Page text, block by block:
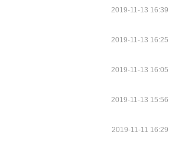
2019-11-13 16:39
2019-11-13 16:25
2019-11-13 16:05
2019-11-13 15:56
2019-11-11 16:29